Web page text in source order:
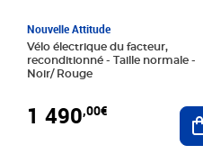
Nouvelle Attitude
Vélo électrique du facteur,
reconditionné - Taille normale -
Noir/ Rouge
1 490,00€